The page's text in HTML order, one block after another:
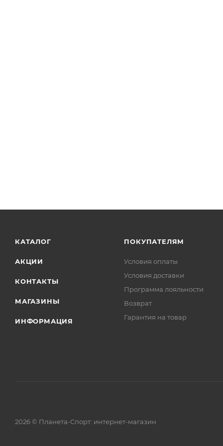
КАТАЛОГ
АКЦИИ
КОНТАКТЫ
МАГАЗИНЫ
ИНФОРМАЦИЯ
ПОКУПАТЕЛЯМ
Условия оплаты
Условия доставки
Программа лояльности
Возврат
Гарантия на товар
2026 © Планета-Спорт: интернет-магазин